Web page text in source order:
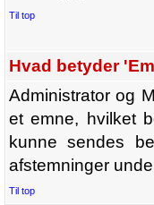
Til top
Hvad betyder
Administrator og
et emne, hvilket
kunne sendes
afstemninger
Til top